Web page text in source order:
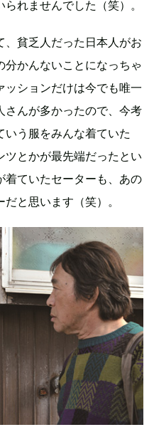
れませんでした（笑）。
、貧乏人だった日本人がお
かんないことになっちゃ
ッションだけは今でも唯一
さんが多かったので、今考
いう服をみんな着ていた
ツとかが最先端だったとい
着ていたセーターも、あの
と思います（笑）。